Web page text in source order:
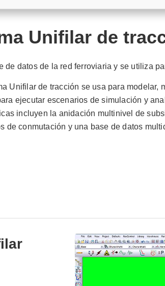
Unifilar de
datos de la red ferroviaria y se utiliza
Unifilar de tracción se usa para modelar,
ejecutar escenarios de simulación y
incluyen la anidación multinivel de
de conmutación y una base de datos